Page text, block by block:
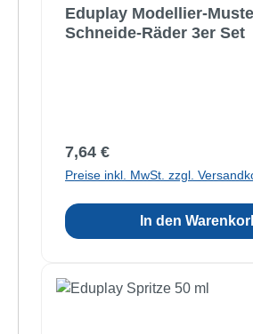
Eduplay Modellier-
Schneide-Räder 3er Set
Regulärer Preis:
7,64 €
Preise inkl. MwSt. zzgl.
In den